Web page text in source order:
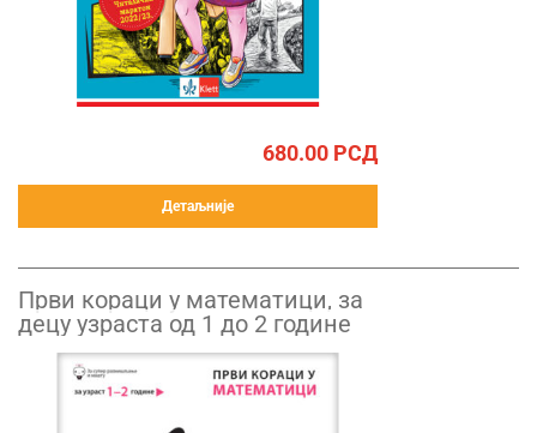
680.00 РСД
Детаљније
Први кораци у математици, за
децу узраста од 1 до 2 године